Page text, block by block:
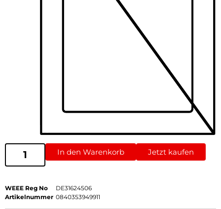
In den Warenkorb Jetzt kaufen
WEEE Reg No
DE31624506
Artikelnummer 0840353949911